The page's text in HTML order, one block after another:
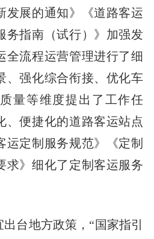
发展的通知》《道路客运
务指南（试行）》加强发
全流程运营管理进行了细
、强化综合衔接、优化车
量等维度提出了工作任
、便捷化的道路客运站点
运定制服务规范》《定制
求》细化了定制客运服务
台地方政策，“国家指引